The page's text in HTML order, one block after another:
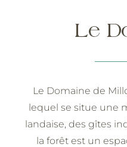
Le
Le Domaine de
lequel se situe une
landaise, des gîtes
la forêt est un